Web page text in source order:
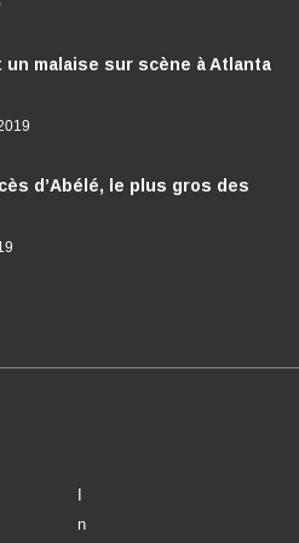
un malaise sur scène à Atlanta
d’Abélé, le plus gros des
n